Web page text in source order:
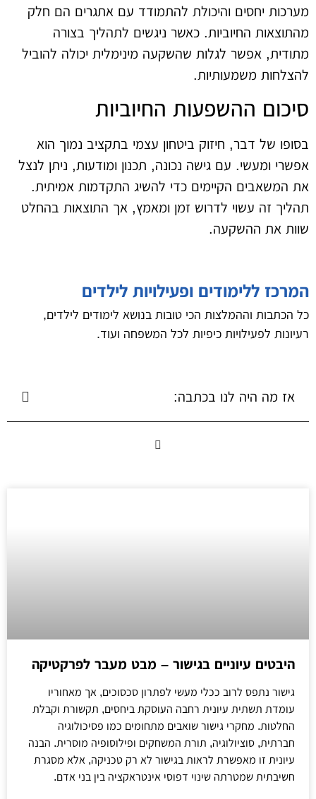
מערכות יחסים והיכולת להתמודד עם אתגרים הם חלק
מהתוצאות החיוביות. כאשר ניגשים לתהליך בצורה
מתודית, אפשר לגלות שהשקעה מינימלית יכולה להוביל
להצלחות משמעותיות.
סיכום ההשפעות החיוביות
בסופו של דבר, חיזוק ביטחון עצמי בתקציב נמוך הוא
אפשרי ומעשי. עם גישה נכונה, תכנון ומודעות, ניתן לנצל
את המשאבים הקיימים כדי להשיג התקדמות אמיתית.
תהליך זה עשוי לדרוש זמן ומאמץ, אך התוצאות בהחלט
שוות את ההשקעה.
המרכז ללימודים ופעילויות לילדים
כל הכתבות וההמלצות הכי טובות בנושא לימודים לילדים,
רעיונות לפעילויות כיפיות לכל המשפחה ועוד.
אז מה היה לנו בכתבה:
היבטים עיוניים בגישור – מבט מעבר לפרקטיקה
גישור נתפס לרוב ככלי מעשי לפתרון סכסוכים, אך מאחוריו
עומדת תשתית עיונית רחבה העוסקת ביחסים, תקשורת וקבלת
החלטות. מחקרי גישור שואבים מתחומים כמו פסיכולוגיה
חברתית, סוציולוגיה, תורת המשחקים ופילוסופיה מוסרית. הבנה
עיונית זו מאפשרת לראות בגישור לא רק טכניקה, אלא מסגרת
חשיבתית שמטרתה שינוי דפוסי אינטראקציה בין בני אדם.